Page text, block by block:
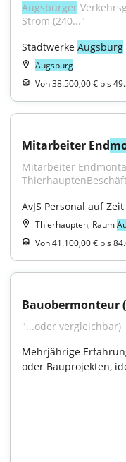
Augsburger
Strom (240..."
Stadtwerke Augsburg
Augsburg
Von 38.500,00 € bis
Mitarbeiter End
Mitarbeiter
AvJS Personal auf
Thierhaupten, Raum
Von 41.100,00 € bis
Bauobermonteur
"...oder vergleichbar)
Mehrjährige
oder Bauprojekten,